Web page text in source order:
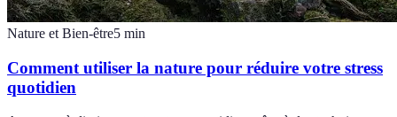
Nature et Bien-être5 min
Comment utiliser la nature pour réduire votre stress
quotidien